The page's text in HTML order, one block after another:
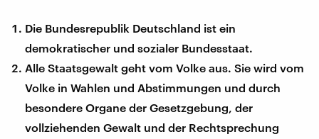
Die Bundesrepublik Deutschland ist ein
demokratischer und sozialer Bundesstaat.
Alle Staatsgewalt geht vom Volke aus. Sie wird vom
Volke in Wahlen und Abstimmungen und durch
besondere Organe der Gesetzgebung, der
vollziehenden Gewalt und der Rechtsprechung